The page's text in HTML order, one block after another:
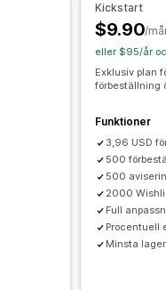
Betalningscheman
Aviseringsknapp
Kickstart
$9.90/
eller $95/år
Exklusiv plan
förbeställning
Funktioner
3,96 USD
500
500
2000
Full
Procentuell
Minsta